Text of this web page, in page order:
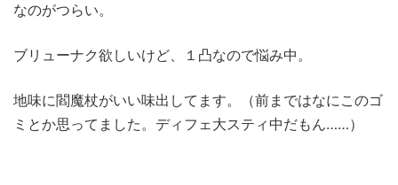
なのがつらい。
ブリューナク欲しいけど、１凸なので悩み中。
地味に閻魔杖がいい味出してます。（前まではなにこのゴ
ミとか思ってました。ディフェ大スティ中だもん……）